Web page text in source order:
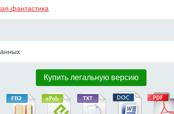
фантастика
Купить легальную версию